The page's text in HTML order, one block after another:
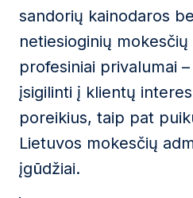
sandorių kainodaros
netiesioginių
profesiniai privalumai
įsigilinti į klientų
poreikius, taip pat
Lietuvos mokesčių
įgūdžiai.